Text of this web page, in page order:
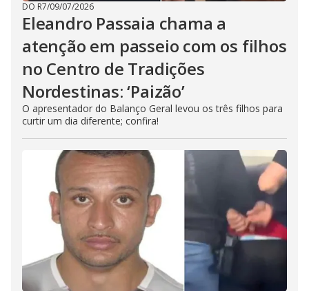
DO R7/09/07/2026
Eleandro Passaia chama a
atenção em passeio com os filhos
no Centro de Tradições
Nordestinas: ‘Paizão’
O apresentador do Balanço Geral levou os três filhos para
curtir um dia diferente; confira!